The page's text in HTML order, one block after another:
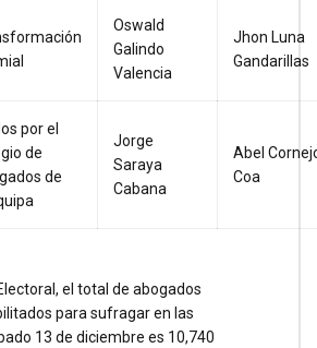
Oswald
Galindo
Valencia
Jhon Luna
Gandarillas
por el
de
de
Jorge
Saraya
Cabana
Abel
Coa
el total de abogados
para sufragar en las
13 de diciembre es 10,740